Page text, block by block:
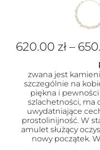
620.00 zł –
zwana jest
szczególnie na
piękna i
szlachetności, ma
uwydatniające
prostolinijność. W
amulet służący
nowy początek.